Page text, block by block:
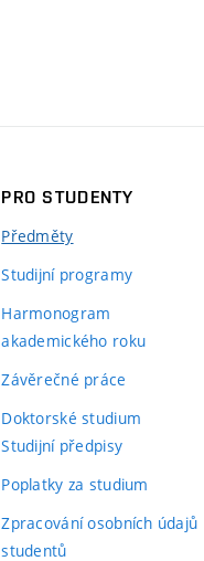
PRO STUDENTY
Předměty
Studijní programy
Harmonogram
akademického roku
Závěrečné práce
Doktorské studium
Studijní předpisy
Poplatky za studium
Zpracování osobních údajů
studentů